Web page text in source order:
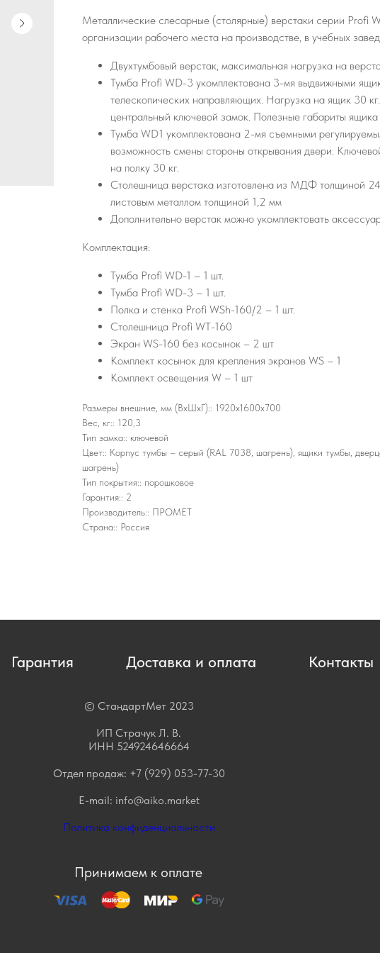
Металлические слесарные (столярные) верстаки серии Profi
организации рабочего места на производстве, в учебных
Двухтумбовый верстак, максимальная нагрузка на
Тумба Profi WD-3 укомплектована 3-мя выдвижными
телескопических направляющих. Нагрузка на ящик 30
центральный ключевой замок. Полезные габариты
Тумба WD1 укомплектована 2-мя съемными
возможность смены стороны открывания двери.
на полку 30 кг.
Столешница верстака изготовлена из МДФ толщиной
листовым металлом толщиной 1,2 мм
Дополнительно верстак можно укомплектовать
Комплектация:
Тумба Profi WD-1 – 1 шт.
Тумба Profi WD-3 – 1 шт.
Полка и стенка Profi WSh-160/2 – 1 шт.
Столешница Profi WT-160
Экран WS-160 без косынок – 2 шт
Комплект косынок для крепления экранов WS – 1
Комплект освещения W – 1 шт
Размеры внешние, мм (ВхШхГ):: 1920x1600x700
Вес, кг:: 120,3
Тип замка:: ключевой
Цвет:: Корпус тумбы – серый (RAL 7038, шагрень), ящики тумбы,
шагрень)
Тип покрытия:: порошковое
Гарантия:: 2
Производитель:: ПРОМЕТ
Страна:: Россия
Гарантия Доставка и оплата Контакты
© СтандартМет 2023
ИП Страчук Л. В.
ИНН 524924646664
Отдел продаж: +7 (929) 053-77-30
E-mail: info@aiko.market
Политика конфиденциальности
Принимаем к оплате